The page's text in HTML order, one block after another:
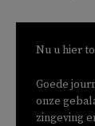
Nu u hier
Goede
onze
zingeving